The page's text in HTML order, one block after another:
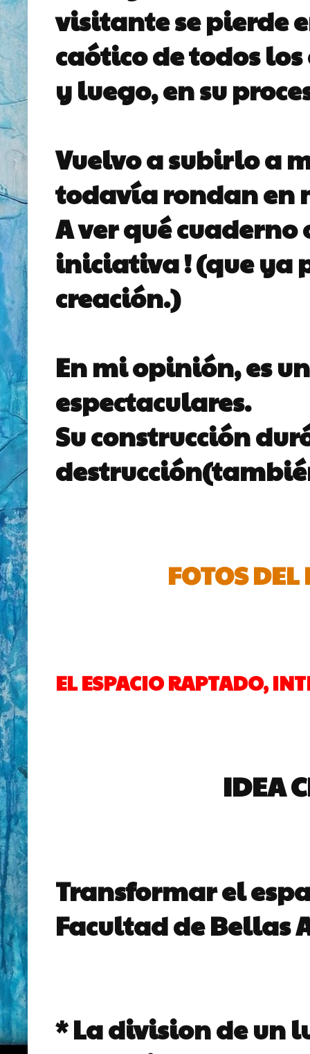
visitante se pierde
caótico de todos
y luego, en su
Vuelvo a subirlo a
todavía rondan en
A ver qué
iniciativa ! (que ya
creación.)
En mi opinión, es
espectaculares.
Su construcción
FOTOS DEL
EL ESPACIO RAPTADO,
IDEA
Transformar el
Facultad de Bellas
* La division de un